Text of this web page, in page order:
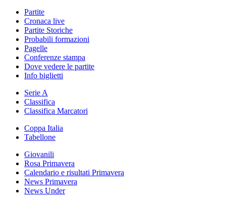
Partite
Cronaca live
Partite Storiche
Probabili formazioni
Pagelle
Conferenze stampa
Dove vedere le partite
Info biglietti
Serie A
Classifica
Classifica Marcatori
Coppa Italia
Tabellone
Giovanili
Rosa Primavera
Calendario e risultati Primavera
News Primavera
News Under